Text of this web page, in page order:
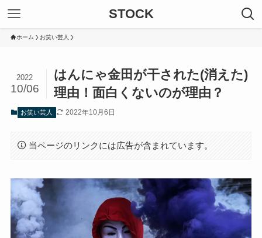
STOCK
ホーム お笑い芸人
はんにゃ金田が干された(消えた)
理由！面白くないのが理由？
2022
10/06
お笑い芸人 2022年10月6日
当ページのリンクには広告が含まれています。